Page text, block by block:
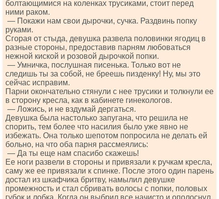
болтающимися на коленках трусиками, стоит перед
ними раком.
— Покажи нам свои дырочки, сучка. Раздвинь попку
руками.
Сгорая от стыда, девушка развела половинки ягодиц в
разные стороны, предоставив парням любоваться
нежной киской и розовой дырочкой попки.
— Умничка, послушная писенька. Только вот не
следишь ты за собой, не бреешь пизденку! Ну, мы это
сейчас исправим.
Парни окончательно стянули с нее трусики и толкнули ее
в сторону кресла, как в кабинете гинекологов.
— Ложись, и не вздумай дергаться.
Девушка была настолько запугана, что решила не
спорить, тем более что насилия было уже явно не
избежать. Она только шепотом попросила не делать ей
больно, на что оба парня рассмеялись:
— Да ты еще нам спасибо скажешь!
Ее ноги развели в стороны и привязали к ручкам кресла,
саму же ее привязали к спинке. После этого один парень
достал из шкафчика бритву, намылил девушке
промежность и стал сбривать волосы с попки, половых
губок и лобка. Когда он выбрил все начисто и ополоснул,